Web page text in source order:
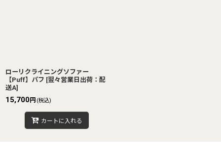
ローリクライニングソファー
【Puff】パフ [翌々営業日出荷：配
送A]
15,700円 (税込)
カートに入れる